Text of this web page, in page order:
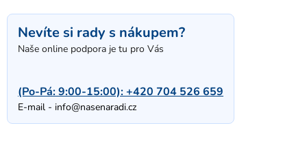
Nevíte si rady s nákupem?
Naše online podpora je tu pro Vás
(Po-Pá: 9:00-15:00):+420 704 526 659
E-mail - info@nasenaradi.cz